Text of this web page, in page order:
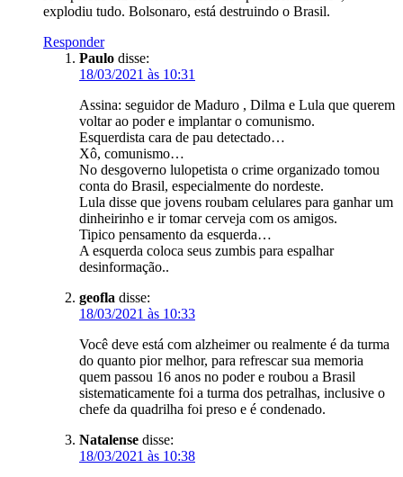
explodiu tudo. Bolsonaro, está destruindo o Brasil.
Responder
Paulo disse:
18/03/2021 às 10:31
Assina: seguidor de Maduro , Dilma e Lula que querem
voltar ao poder e implantar o comunismo.
Esquerdista cara de pau detectado…
Xô, comunismo…
No desgoverno lulopetista o crime organizado tomou
conta do Brasil, especialmente do nordeste.
Lula disse que jovens roubam celulares para ganhar um
dinheirinho e ir tomar cerveja com os amigos.
Tipico pensamento da esquerda…
A esquerda coloca seus zumbis para espalhar
desinformação..
geofla disse:
18/03/2021 às 10:33
Você deve está com alzheimer ou realmente é da turma
do quanto pior melhor, para refrescar sua memoria
quem passou 16 anos no poder e roubou a Brasil
sistematicamente foi a turma dos petralhas, inclusive o
chefe da quadrilha foi preso e é condenado.
Natalense disse:
18/03/2021 às 10:38